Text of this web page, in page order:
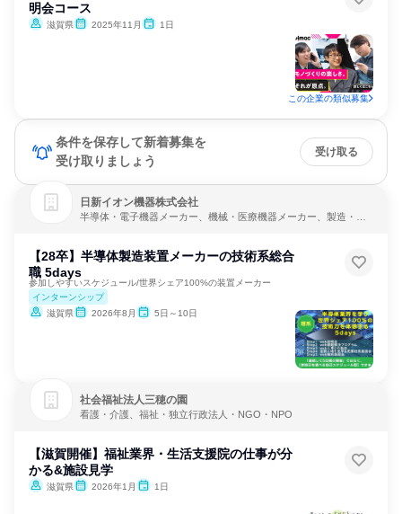
明会コース
滋賀県 2025年11月 1日
この企業の類似募集
条件を保存して新着募集を
受け取りましょう
受け取る
日新イオン機器株式会社
半導体・電子機器メーカー、機械・医療機器メーカー、製造・メ
【28卒】半導体製造装置メーカーの技術系総合
職 5days
参加しやすいスケジュール/世界シェア100%の装置メーカー
インターンシップ
滋賀県
2026年8月 5日～10日
社会福祉法人三穂の園
看護・介護、福祉・独立行政法人・NGO・NPO
【滋賀開催】福祉業界・生活支援院の仕事が分
かる&施設見学
滋賀県 2026年1月 1日